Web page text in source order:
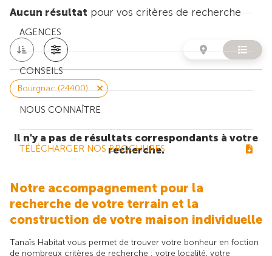
AGENCES
CONSEILS
NOUS CONNAÎTRE
TÉLÉCHARGER NOS BROCHURES
Aucun résultatpour vos critères de recherche
Bourgnac (24400)
Il n'y a pas de résultats correspondants à votre
recherche.
Notre accompagnement pour la
recherche de votre terrain et la
construction de votre maison individuelle
Tanaïs Habitat vous permet de trouver votre bonheur en foction
de nombreux critères de recherche : votre localité, votre